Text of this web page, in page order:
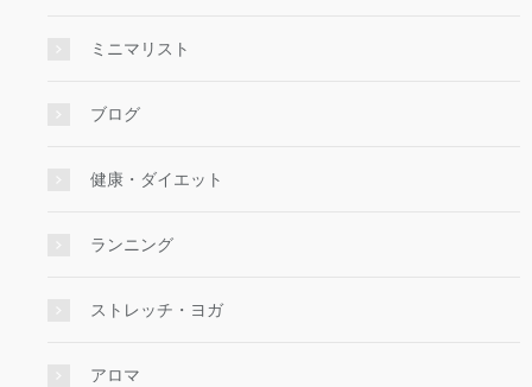
ミニマリスト
ブログ
健康・ダイエット
ランニング
ストレッチ・ヨガ
アロマ